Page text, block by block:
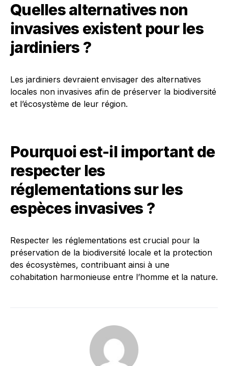
Quelles alternatives non
invasives existent pour les
jardiniers ?
Les jardiniers devraient envisager des alternatives
locales non invasives afin de préserver la biodiversité
et l’écosystème de leur région.
Pourquoi est-il important de
respecter les
réglementations sur les
espèces invasives ?
Respecter les réglementations est crucial pour la
préservation de la biodiversité locale et la protection
des écosystèmes, contribuant ainsi à une
cohabitation harmonieuse entre l’homme et la nature.